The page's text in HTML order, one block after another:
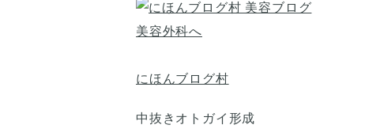
にほんブログ村
中抜きオトガイ形成